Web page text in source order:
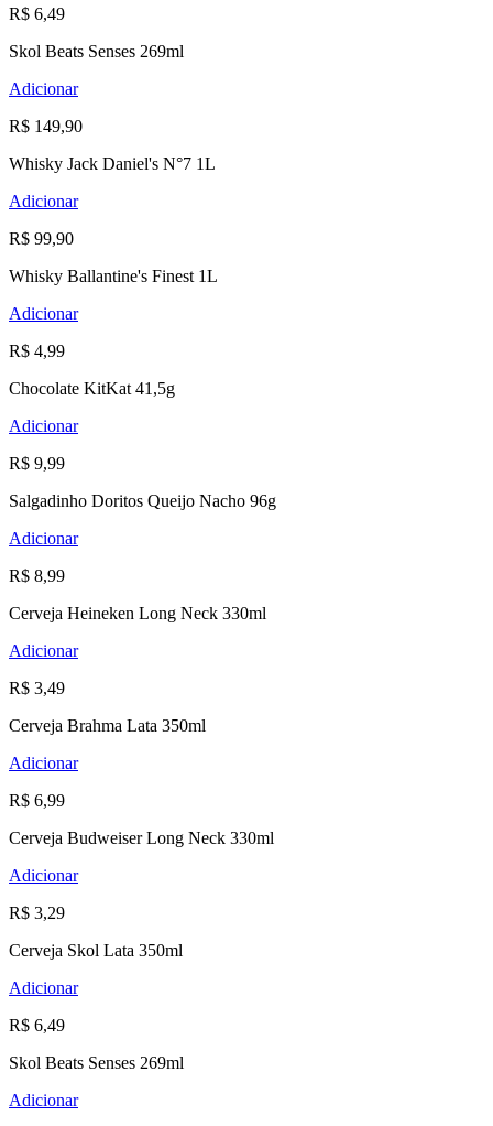
R$ 6,49
Skol Beats Senses 269ml
Adicionar
R$ 149,90
Whisky Jack Daniel's N°7 1L
Adicionar
R$ 99,90
Whisky Ballantine's Finest 1L
Adicionar
R$ 4,99
Chocolate KitKat 41,5g
Adicionar
R$ 9,99
Salgadinho Doritos Queijo Nacho 96g
Adicionar
R$ 8,99
Cerveja Heineken Long Neck 330ml
Adicionar
R$ 3,49
Cerveja Brahma Lata 350ml
Adicionar
R$ 6,99
Cerveja Budweiser Long Neck 330ml
Adicionar
R$ 3,29
Cerveja Skol Lata 350ml
Adicionar
R$ 6,49
Skol Beats Senses 269ml
Adicionar